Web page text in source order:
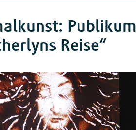
Publikum
Reise“